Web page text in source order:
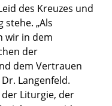
des Kreuzes und
„Als
wir in dem
der
dem Vertrauen
Langenfeld.
der Liturgie, der